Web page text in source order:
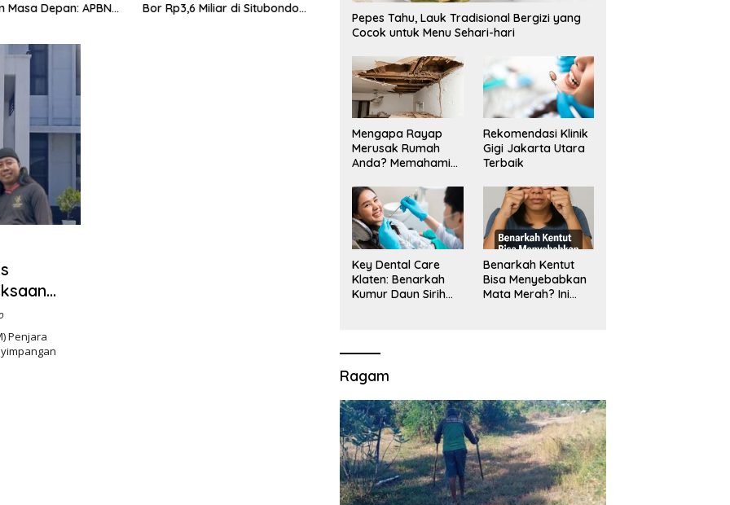
Masa Depan: APBN
Kemandirian
Bor Rp3,6 Miliar di Situbondo
Jawa_
Dipertanyakan, LSM PAKAR
Penjara
Pepes Tahu, Lauk Tradisional Bergizi yang
Cocok untuk Menu Sehari-hari
Mengapa Rayap
Merusak Rumah
Anda? Memahami
Killer”
Rekomendasi Klinik
Gigi Jakarta Utara
Terbaik
Key Dental Care
Klaten: Benarkah
Kumur Daun Sirih
Klaten
Benarkah Kentut
Bisa Menyebabkan
Mata Merah? Ini
Ragam